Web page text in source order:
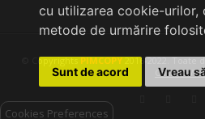
cu utilizarea cookie-urilor,
metode de urmărire
Sunt de acord Vreau
© CopyrightsPIMCOPY2016-2022. Toate
Cosmic
Cookies Preferences